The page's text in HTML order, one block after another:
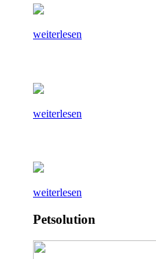
weiterlesen
weiterlesen
weiterlesen
Petsolution